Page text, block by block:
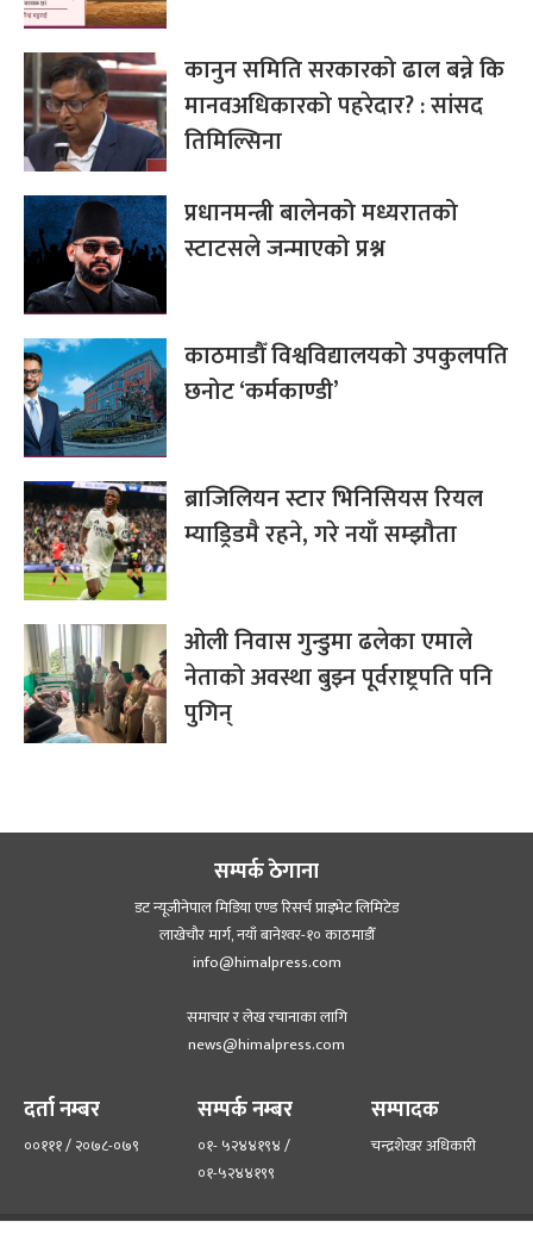
कानुन समिति सरकारको ढाल बन्ने कि
मानवअधिकारको पहरेदार? : सांसद
तिमिल्सिना
प्रधानमन्त्री बालेनको मध्यरातको
स्टाटसले जन्माएको प्रश्न
काठमाडौँ विश्वविद्यालयको उपकुलपति
छनोट ‘कर्मकाण्डी’
ब्राजिलियन स्टार भिनिसियस रियल
म्याड्रिडमै रहने, गरे नयाँ सम्झौता
ओली निवास गुन्डुमा ढलेका एमाले
नेताको अवस्था बुझ्न पूर्वराष्ट्रपति पनि
पुगिन्
सम्पर्क ठेगाना
डट न्यूजीनेपाल मिडिया एण्ड रिसर्च प्राइभेट लिमिटेड
लाखेचौर मार्ग, नयाँ बानेश्‍वर-१० काठमाडौँ
info@himalpress.com
समाचार र लेख रचानाका लागि
news@himalpress.com
दर्ता नम्बर
००१११ / २०७८-०७९
सम्पर्क नम्बर
०१- ५२४४१९४ /
०१-५२४४१९९
सम्पादक
चन्द्रशेखर अधिकारी